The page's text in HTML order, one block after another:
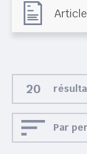
Par